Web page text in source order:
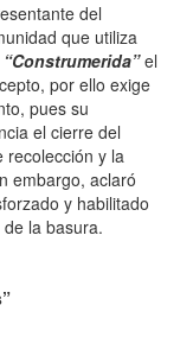
del
que utiliza
“Construmerida”el
por ello exige
pues su
el cierre del
recolección y la
embargo, aclaró
y habilitado
la basura.